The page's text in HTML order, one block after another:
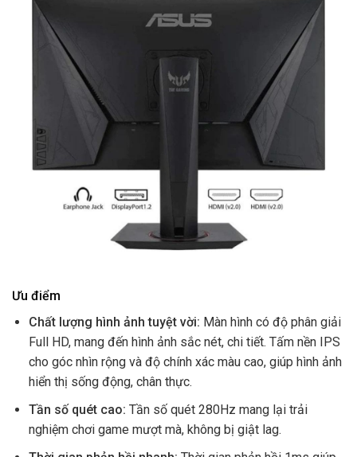
Ưu điểm
Chất lượng hình ảnh tuyệt vời: Màn hình có độ phân giải
Full HD, mang đến hình ảnh sắc nét, chi tiết. Tấm nền IPS
cho góc nhìn rộng và độ chính xác màu cao, giúp hình ảnh
hiển thị sống động, chân thực.
Tần số quét cao: Tần số quét 280Hz mang lại trải
nghiệm chơi game mượt mà, không bị giật lag.